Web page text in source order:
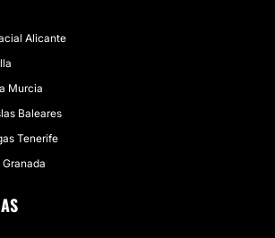
Alicante
Murcia
Baleares
Tenerife